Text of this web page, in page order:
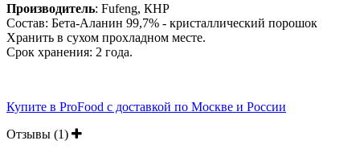
Производитель: Fufeng, КНР
Состав: Бета-Аланин 99,7% - кристаллический порошок
Хранить в сухом прохладном месте.
Срок хранения: 2 года.
Купите в ProFood с доставкой по Москве и России
Отзывы (1)